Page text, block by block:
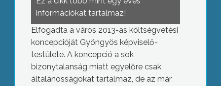
információkat tartalmaz!
Elfogadta a város 2013-as költségvetési
koncepcióját Gyöngyös képviselő-
testülete. A koncepció a sok
bizonytalanság miatt egyelőre csak
általánosságokat tartalmaz, de az már